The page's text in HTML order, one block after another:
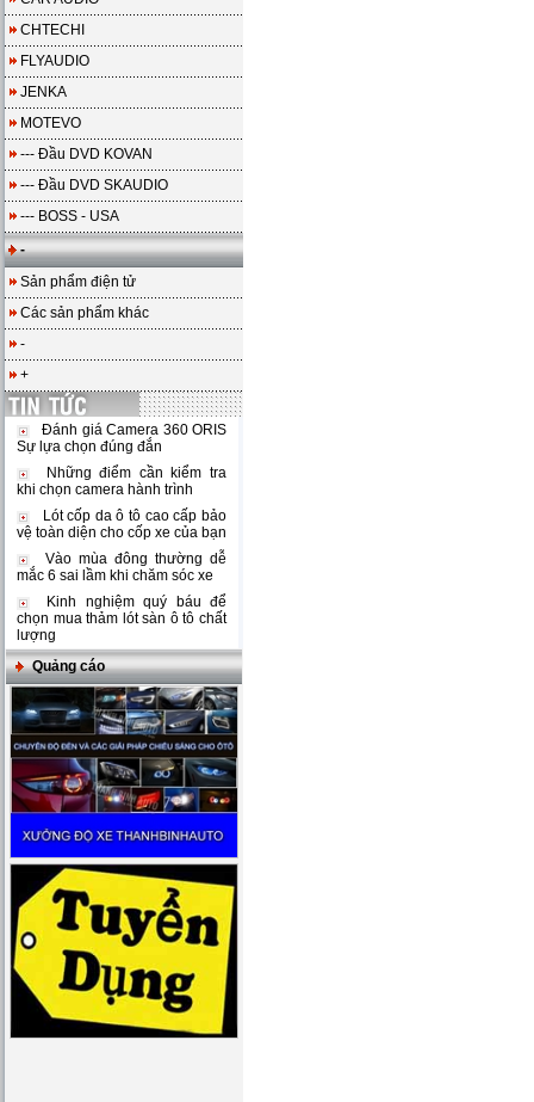
CHTECHI
FLYAUDIO
JENKA
MOTEVO
--- Đầu DVD KOVAN
--- Đầu DVD SKAUDIO
--- BOSS - USA
-
Sản phẩm điện tử
Các sản phẩm khác
-
+
Đánh giá Camera 360 ORIS
Sự lựa chọn đúng đắn
Những điểm cần kiểm tra
khi chọn camera hành trình
Lót cốp da ô tô cao cấp bảo
vệ toàn diện cho cốp xe của bạn
Vào mùa đông thường dễ
mắc 6 sai lầm khi chăm sóc xe
Kinh nghiệm quý báu để
chọn mua thảm lót sàn ô tô chất
lượng
Quảng cáo